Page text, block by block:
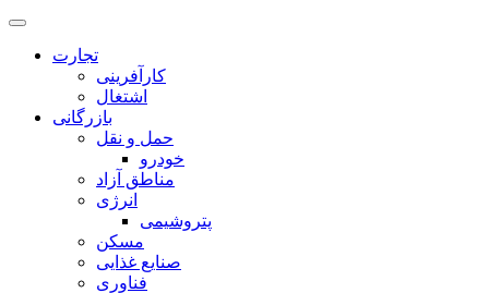
تجارت
کارآفرینی
اشتغال
بازرگانی
حمل و نقل
خودرو
مناطق آزاد
انرژی
پتروشیمی
مسکن
صنایع غذایی
فناوری